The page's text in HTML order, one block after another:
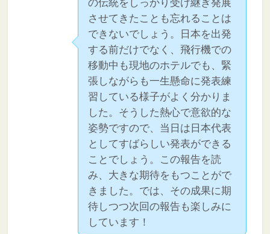
の伝統をしっかり受け継ぎ発展
させてきたことも忘れることは
できないでしょう。日本を出発
する前だけでなく、飛行機での
移動中も現地のホテルでも、緊
張しながらも一生懸命に発表練
習している様子がよく分かりま
した。そうした熱心で意欲的な
姿勢ですので、当日は日本代表
としてすばらしい発表ができる
ことでしょう。この報告を読
み、大きな期待をもつことがで
きました。では、その成果に期
待しつつ次回の報告も楽しみに
しています！